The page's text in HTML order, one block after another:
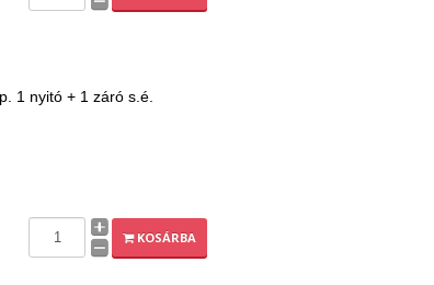
1 nyitó + 1 záró s.é.
KOSÁRBA